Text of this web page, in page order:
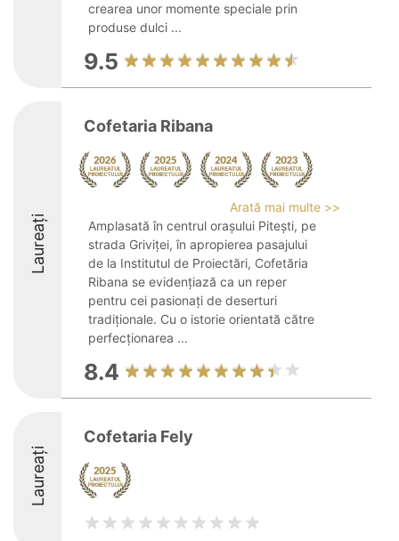
crearea unor momente speciale prin
produse dulci ...
9.5
Laureați
Cofetaria Ribana
Arată mai multe >>
Amplasată în centrul orașului Pitești, pe
strada Griviței, în apropierea pasajului
de la Institutul de Proiectări, Cofetăria
Ribana se evidențiază ca un reper
pentru cei pasionați de deserturi
tradiționale. Cu o istorie orientată către
perfecționarea ...
8.4
Laureați
Cofetaria Fely